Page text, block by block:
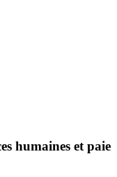
humaines et paie